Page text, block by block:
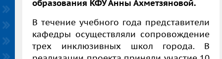
образования КФУ Анны Ахметзяновой.
В течение учебного года представители
кафедры осуществляли сопровождение
трех инклюзивных школ города. В